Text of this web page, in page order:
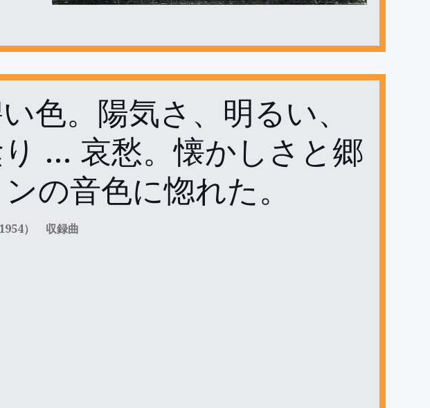
色。陽気さ、明るい、
… 哀愁。懐かしさと郷
の音色に惚れた。
1954） 収録曲